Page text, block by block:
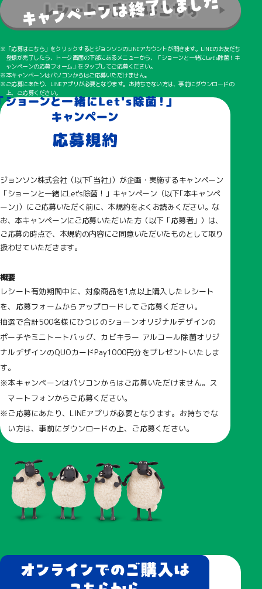
「応募はこちら」をクリックするとジョンソンのLINEアカウントが開きます。LINEのお友だち
登録が完了したら、トーク画面の下部にあるメニューから、「ショーンと一緒にLet's除菌！キ
ャンペーンの応募フォーム」をタップしてご応募ください。
本キャンペーンはパソコンからはご応募いただけません。
ご応募にあたり、LINEアプリが必要となります。お持ちでない方は、事前にダウンロードの
上、ご応募ください。
ジョンソン株式会社（以下｢当社｣）が企画・実施するキャンペーン
「ショーンと一緒にLet's除菌！」キャンペーン（以下｢本キャンペ
ーン｣）にご応募いただく前に、本規約をよくお読みください。な
お、本キャンペーンにご応募いただいた方（以下「応募者」）は、
ご応募の時点で、本規約の内容にご同意いただいたものとして取り
扱わせていただきます。
概要
レシート有効期間中に、対象商品を1点以上購入したレシート
を、応募フォームからアップロードしてご応募ください。
抽選で合計500名様にひつじのショーンオリジナルデザインの
ポーチやミニトートバッグ、カビキラー アルコール除菌オリジ
ナルデザインのQUOカードPay1000円分をプレゼントいたしま
す。
本キャンペーンはパソコンからはご応募いただけません。ス
マートフォンからご応募ください。
ご応募にあたり、LINEアプリが必要となります。お持ちでな
い方は、事前にダウンロードの上、ご応募ください。
レシート有効期間および応募期間
レシート有効期間：2026年5月1日(金)～2026年6月30日(火)
応募期間：2026年5月1日(金)～2026年7月7日(火) 23:59まで
ひつじのショーンオリジナルデザイン ポーチ…100名様
ひつじのショーンオリジナルデザイン ミニトートバッグ…